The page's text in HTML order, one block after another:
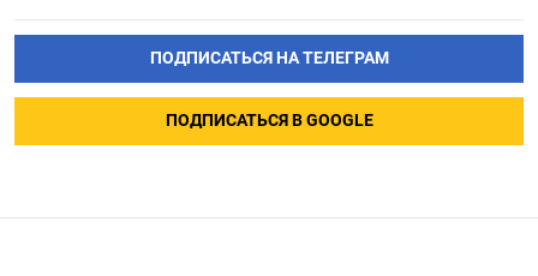
ПОДПИСАТЬСЯ НА ТЕЛЕГРАМ
ПОДПИСАТЬСЯ В GOOGLE